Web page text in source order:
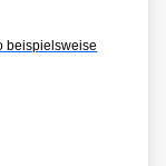
beispielsweise